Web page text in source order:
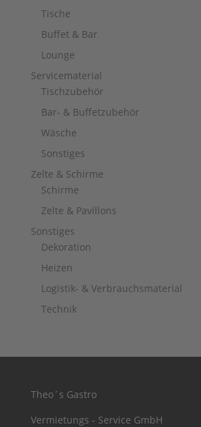
Tische
Buffet & Bar
Lounge
Servicematerial
Tischzubehör
Bar- & Buffetzubehör
Wäsche
Sonstiges
Zelte & Schirme
Schirme
Zelte & Pavillons
Sonstiges
Dekoration
Heizen
Logistik- & Verbrauchsmaterial
Technik
Theo´s Gastro
Vermietungs - Service GmbH